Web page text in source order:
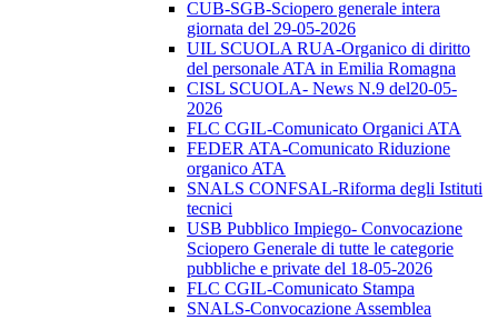
CUB-SGB-Sciopero generale intera
giornata del 29-05-2026
UIL SCUOLA RUA-Organico di diritto
del personale ATA in Emilia Romagna
CISL SCUOLA- News N.9 del20-05-
2026
FLC CGIL-Comunicato Organici ATA
FEDER ATA-Comunicato Riduzione
organico ATA
SNALS CONFSAL-Riforma degli Istituti
tecnici
USB Pubblico Impiego- Convocazione
Sciopero Generale di tutte le categorie
pubbliche e private del 18-05-2026
FLC CGIL-Comunicato Stampa
SNALS-Convocazione Assemblea